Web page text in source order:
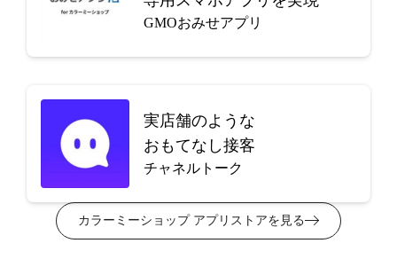
GMOおみせアプリ
実店舗のような
おもてなし接客
チャネルトーク
カラーミーショップ アプリストアを見る